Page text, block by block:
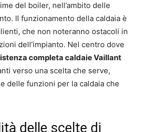
del boiler, nell’ambito delle
Il funzionamento della caldaia è
che non noteranno ostacoli in
dell’impianto. Nel centro dove
completa caldaie Vaillant
verso una scelta che serve,
delle funzioni per la caldaia che
delle scelte di